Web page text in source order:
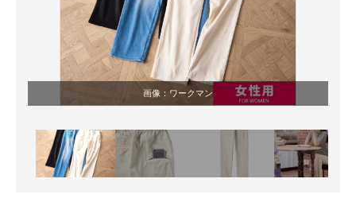
AI活用のいまが分かる
企業ITのトレンドを詳説
経営リーダーのコミュニティ
マーケ×ITの今がよく分かる
ITエンジニア向け専門サイト
画像：ワークマン